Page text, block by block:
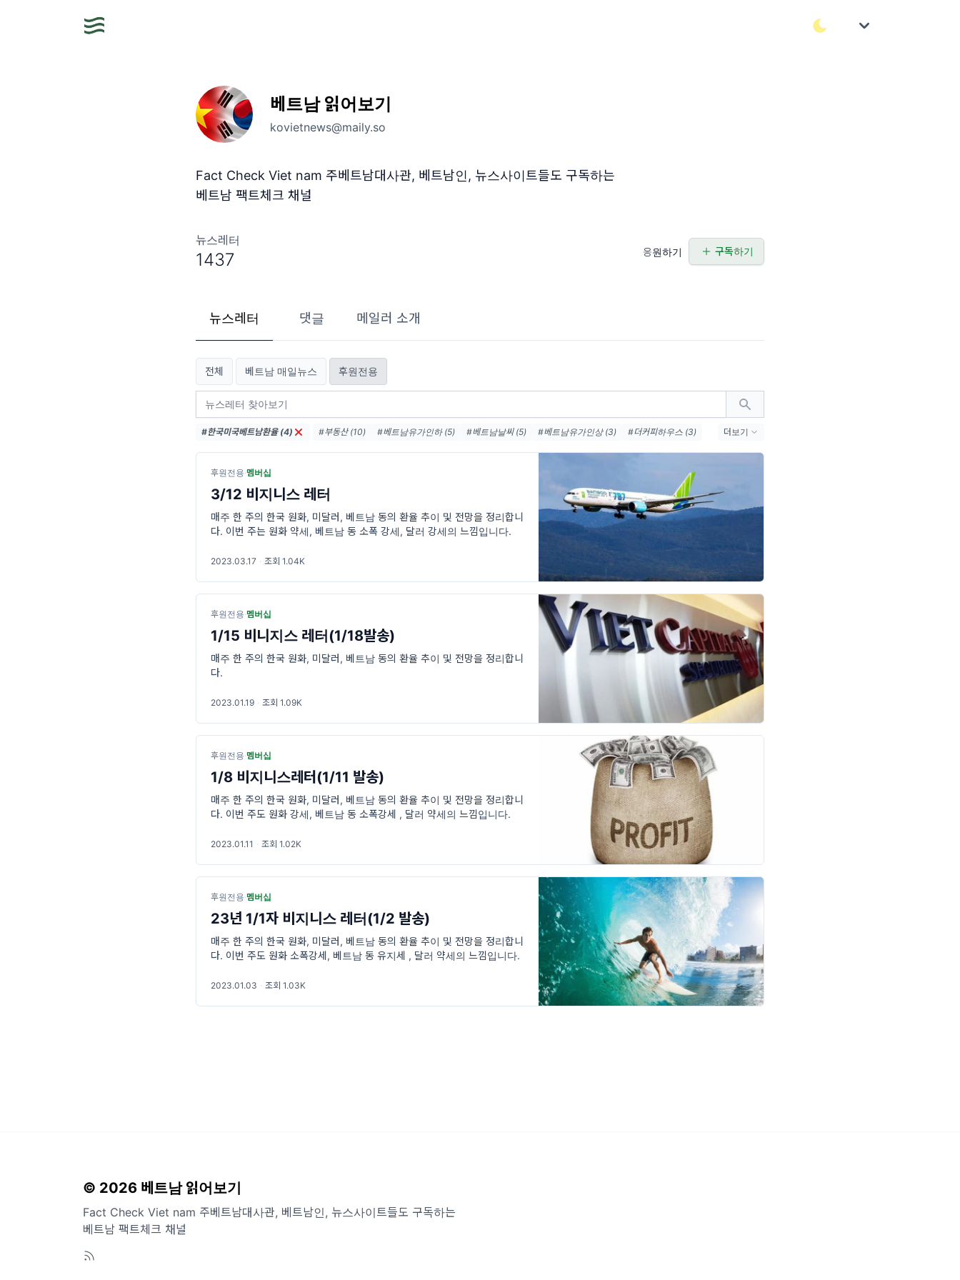
베트남 읽어보기
kovietnews@maily.so
Fact Check Viet nam 주베트남대사관, 베트남인, 뉴스사이트들도 구독하는
베트남 팩트체크 채널
뉴스레터
1437 응원하기 구독하기
뉴스레터 댓글 메일러 소개
전체 베트남 매일뉴스 후원전용
#한국미국베트남환율 (4) #부동산 (10) #베트남유가인하 (5) #베트남날씨 (5) #베트남유가인상 (3)
#더커피하우스 (3)
더보기
후원전용·멤버십
3/12 비지니스 레터
매주 한 주의 한국 원화, 미달러, 베트남 동의 환율 추이 및 전망을 정리합니
다. 이번 주는 원화 약세, 베트남 동 소폭 강세, 달러 강세의 느낌입니다.
2023.03.17 · 조회 1.04K
후원전용·멤버십
1/15 비니지스 레터(1/18발송)
매주 한 주의 한국 원화, 미달러, 베트남 동의 환율 추이 및 전망을 정리합니
다.
2023.01.19 · 조회 1.09K
후원전용·멤버십
1/8 비지니스레터(1/11 발송)
매주 한 주의 한국 원화, 미달러, 베트남 동의 환율 추이 및 전망을 정리합니
다. 이번 주도 원화 강세, 베트남 동 소폭강세 , 달러 약세의 느낌입니다.
2023.01.11 · 조회 1.02K
후원전용·멤버십
23년 1/1자 비지니스 레터(1/2 발송)
매주 한 주의 한국 원화, 미달러, 베트남 동의 환율 추이 및 전망을 정리합니
다. 이번 주도 원화 소폭강세, 베트남 동 유지세 , 달러 약세의 느낌입니다.
2023.01.03 · 조회 1.03K
© 2026 베트남 읽어보기
Fact Check Viet nam 주베트남대사관, 베트남인, 뉴스사이트들도 구독하는
베트남 팩트체크 채널